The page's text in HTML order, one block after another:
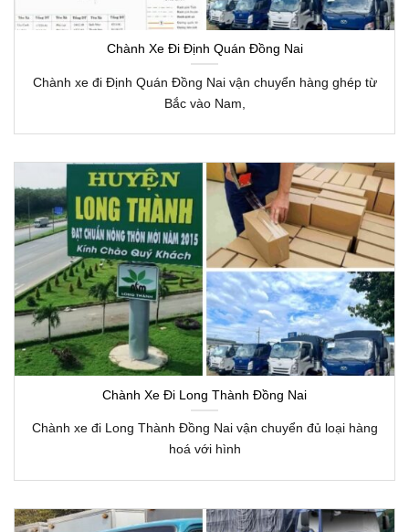
Chành Xe Đi Định Quán Đồng Nai
Chành xe đi Định Quán Đồng Nai vận chuyển hàng ghép từ
Bắc vào Nam,
Chành Xe Đi Long Thành Đồng Nai
Chành xe đi Long Thành Đồng Nai vận chuyển đủ loại hàng
hoá với hình